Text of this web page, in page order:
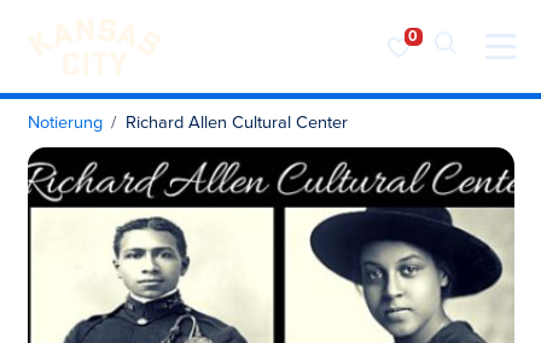
Besuchen Sie KC
Zum Inhalt springen
Notierung Richard Allen Cultural Center